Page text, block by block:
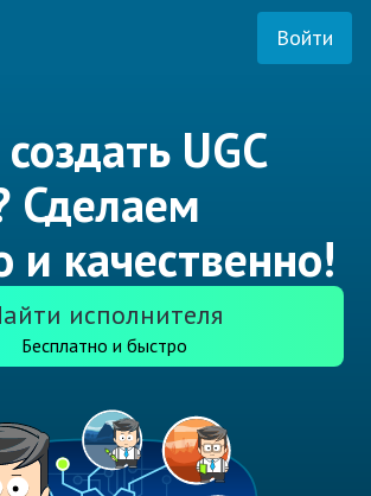
Войти
UGC
Сделаем
и качественно!
исполнителя
Бесплатно и быстро